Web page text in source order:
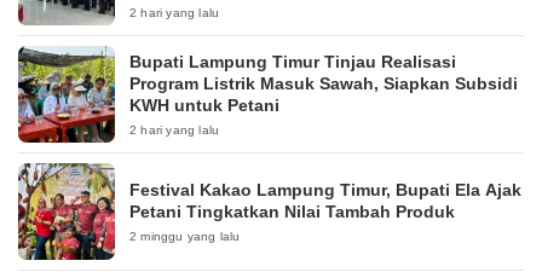
2 hari yang lalu
Bupati Lampung Timur Tinjau Realisasi
Program Listrik Masuk Sawah, Siapkan Subsidi
KWH untuk Petani
2 hari yang lalu
‎Festival Kakao Lampung Timur, Bupati Ela Ajak
Petani Tingkatkan Nilai Tambah Produk
2 minggu yang lalu